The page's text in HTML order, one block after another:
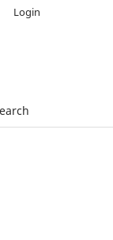
Login